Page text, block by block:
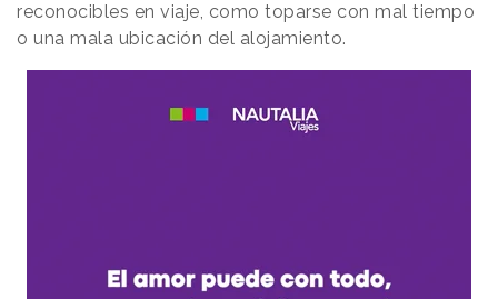
reconocibles en viaje, como toparse con mal tiempo
o una mala ubicación del alojamiento.